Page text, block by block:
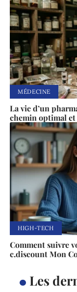
MÉDECINE
La vie d’un
chemin optimal
HIGH-TECH
Comment suivre
c.discount Mon
Les